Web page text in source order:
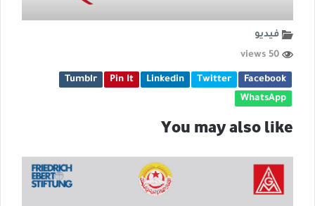
فيديو
Facebook
Twitter
Linkedin
Pin It
Tumblr
WhatsApp
You may also like